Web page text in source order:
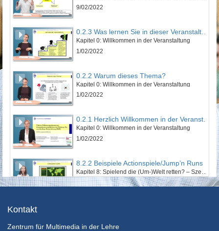
9/02/2022
0.2.3 Was lernen Sie in dieser Veranstaltung?
Kapitel 0: Willkommen in der Veranstaltung
1/02/2022
0.2.2 Warum dieses Thema?
Kapitel 0: Willkommen in der Veranstaltung
1/02/2022
0.2.1 Herzlich Willkommen in der Veranstaltung!
Kapitel 0: Willkommen in der Veranstaltung
1/02/2022
8.2.2 Beispiele Actionspiele/Jump’n Runs
24/01/2022
24/01/2022
Kontakt
Zentrum für Multimedia in der Lehre